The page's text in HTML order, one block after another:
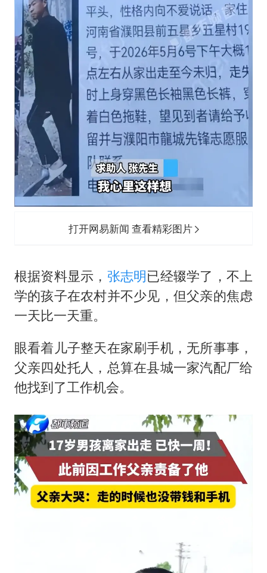
打开网易新闻 查看精彩图片
根据资料显示， 张志明已经辍学了，不上
学的孩子在农村并不少见，但父亲的焦虑
一天比一天重。
眼看着儿子整天在家刷手机，无所事事，
父亲四处托人，总算在县城一家汽配厂给
他找到了工作机会。